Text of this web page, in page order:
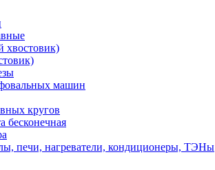
хвостовик)
машин
кругов
бесконечная
печи, нагреватели, кондиционеры, ТЭНы